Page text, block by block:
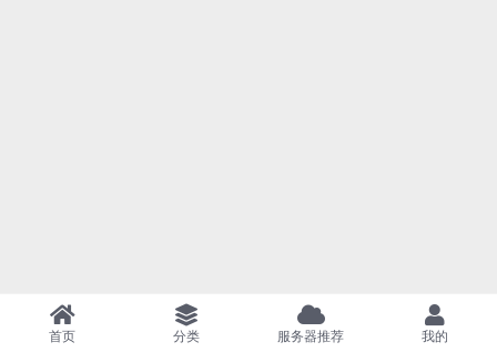
首页 分类 服务器推荐 我的